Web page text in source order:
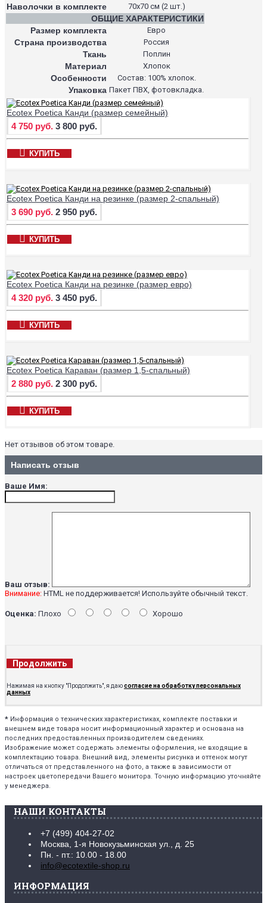
Наволочки в комплекте 70х70 см (2 шт.)
ОБЩИЕ ХАРАКТЕРИСТИКИ
Размер комплекта
Евро
Страна производства Россия
Ткань Поплин
Материал Хлопок
Особенности Состав: 100% хлопок.
Упаковка Пакет ПВХ, фотовкладка.
Ecotex Poetica Канди (размер семейный)
4 750 руб. 3 800 руб.
КУПИТЬ
Ecotex Poetica Канди на резинке (размер 2-спальный)
3 690 руб. 2 950 руб.
КУПИТЬ
Ecotex Poetica Канди на резинке (размер евро)
4 320 руб. 3 450 руб.
КУПИТЬ
Ecotex Poetica Караван (размер 1,5-спальный)
2 880 руб. 2 300 руб.
КУПИТЬ
Нет отзывов об этом товаре.
Написать отзыв
Ваше Имя:
Ваш отзыв:
Внимание: HTML не поддерживается! Используйте обычный текст.
Оценка: Плохо Хорошо
Продолжить
Нажимая на кнопку "Продолжить", я даюсогласие на обработку персональных
данных
* Информация о технических характеристиках, комплекте поставки и
внешнем виде товара носит информационный характер и основана на
последних предоставленных производителем сведениях.
Изображение может содержать элементы оформления, не входящие в
комплектацию товара. Внешний вид, элементы рисунка и оттенок могут
отличаться от представленного на фото, а также в зависимости от
настроек цветопередачи Вашего монитора. Точную информацию уточняйте
у менеджера.
НАШИ КОНТАКТЫ
+7 (499) 404-27-02
Москва, 1-я Новокузьминская ул., д. 25
Пн. - пт.: 10.00 - 18.00
info@ecotextile-shop.ru
ИНФОРМАЦИЯ